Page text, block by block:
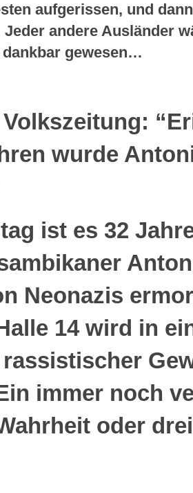
aufgerissen, und
Jeder andere Ausländer
gewesen…
wurde
ist es 32
Neonazis
14 wird in
immer noch
oder